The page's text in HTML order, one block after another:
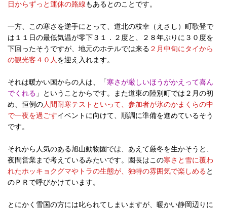
日からずっと運休の路線 もあるとのことです。
一方、この寒さを逆手にとって、道北の枝幸（えさし）町歌登で
は１１日の最低気温が零下３１．２度と、２８年ぶりに３０度を
下回ったそうですが、地元のホテルでは来る ２月中旬にタイから
の観光客４０人 を迎え入れます。
それは暖かい国からの人は、「 寒さが厳しいほうがかえって喜ん
でくれる 」ということからです。また道東の陸別町では２月の初
め、恒例の人間耐寒テストといって、参加者が氷のかまくらの中
で一夜を過ごすイベントに向けて、順調に準備を進めているそう
です。
それから人気のある旭山動物園では、あえて厳冬を生かそうと、
夜間営業まで考えているみたいです。園長はこの寒さと雪に覆わ
れたホッキョクグマやトラの生態が、独特の雰囲気で楽しめる と
のＰＲで呼びかけています。
とにかく雪国の方には叱られてしまいますが、暖かい静岡辺りに